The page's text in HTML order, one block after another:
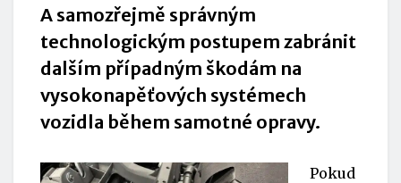
A samozřejmě správným
technologickým postupem zabránit
dalším případným škodám na
vysokonapěťových systémech
vozidla během samotné opravy.
Pokud